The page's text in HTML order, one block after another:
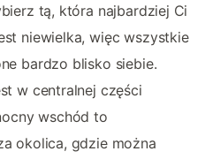
tą, która najbardziej Ci
niewielka, więc wszystkie
bardzo blisko siebie.
w centralnej części
wschód to
okolica, gdzie można